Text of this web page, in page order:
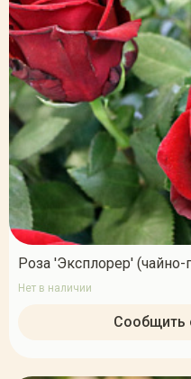
Роза 'Эксплорер' (чайно-
Нет в наличии
Сообщить